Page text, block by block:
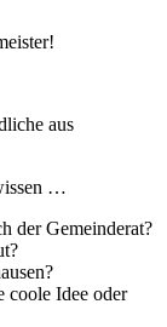
aus
…
der Gemeinderat?
coole Idee oder